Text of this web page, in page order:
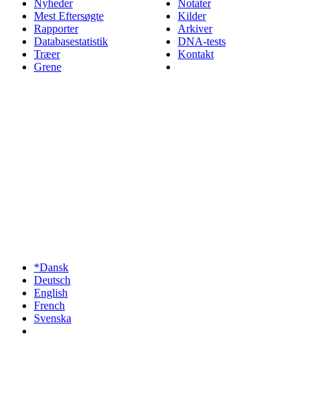
Nyheder
Mest Eftersøgte
Rapporter
Databasestatistik
Træer
Grene
Notater
Kilder
Arkiver
DNA-tests
Kontakt
*Dansk
Deutsch
English
French
Svenska